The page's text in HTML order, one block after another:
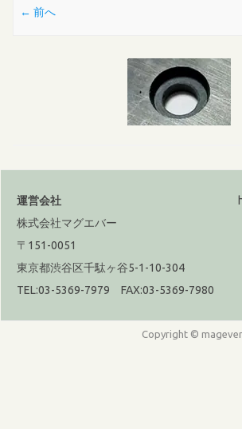
← 前へ
運営会社
株式会社マグエバー
〒151-0051
東京都渋谷区千駄ヶ谷5-1-10-304
TEL:03-5369-7979 FAX:03-5369-7980
Copyright ©